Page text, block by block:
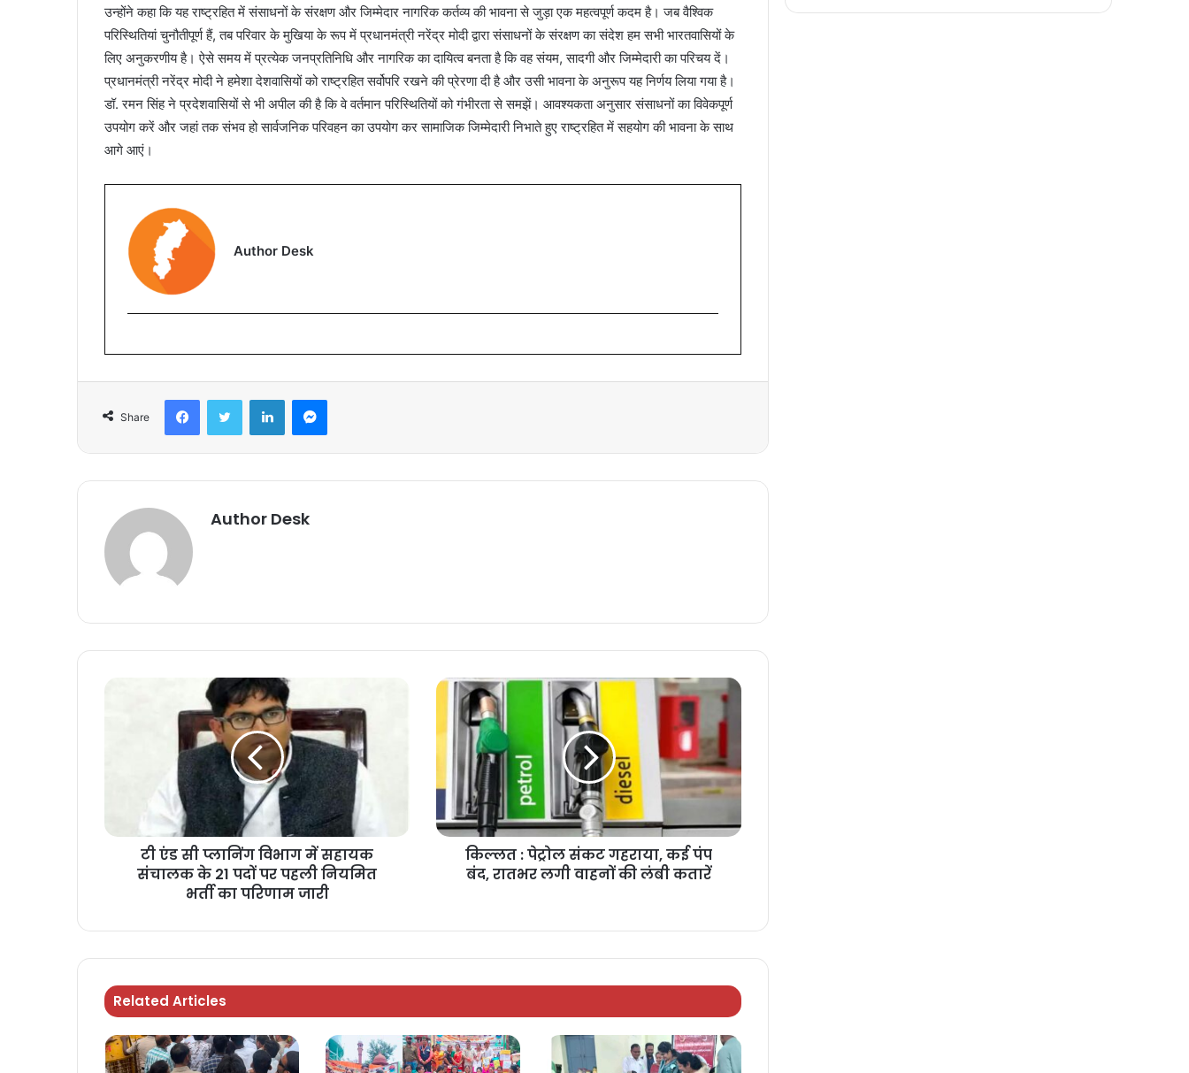
उन्होंने कहा कि यह राष्ट्रहित में संसाधनों के संरक्षण और जिम्मेदार नागरिक कर्तव्य की भावना से जुड़ा एक महत्वपूर्ण कदम है। जब वैश्विक
परिस्थितियां चुनौतीपूर्ण हैं, तब परिवार के मुखिया के रूप में प्रधानमंत्री नरेंद्र मोदी द्वारा संसाधनों के संरक्षण का संदेश हम सभी भारतवासियों के
लिए अनुकरणीय है। ऐसे समय में प्रत्येक जनप्रतिनिधि और नागरिक का दायित्व बनता है कि वह संयम, सादगी और जिम्मेदारी का परिचय दें।
प्रधानमंत्री नरेंद्र मोदी ने हमेशा देशवासियों को राष्ट्रहित सर्वोपरि रखने की प्रेरणा दी है और उसी भावना के अनुरूप यह निर्णय लिया गया है।
डॉ. रमन सिंह ने प्रदेशवासियों से भी अपील की है कि वे वर्तमान परिस्थितियों को गंभीरता से समझें। आवश्यकता अनुसार संसाधनों का विवेकपूर्ण
उपयोग करें और जहां तक संभव हो सार्वजनिक परिवहन का उपयोग कर सामाजिक जिम्मेदारी निभाते हुए राष्ट्रहित में सहयोग की भावना के साथ
आगे आएं।
Author Desk
Share
Author Desk
टी एंड सी प्लानिंग विभाग में सहायक
संचालक के 21 पदों पर पहली नियमित
भर्ती का परिणाम जारी
किल्लत : पेट्रोल संकट गहराया, कई पंप
बंद, रातभर लगी वाहनों की लंबी कतारें
Related Articles